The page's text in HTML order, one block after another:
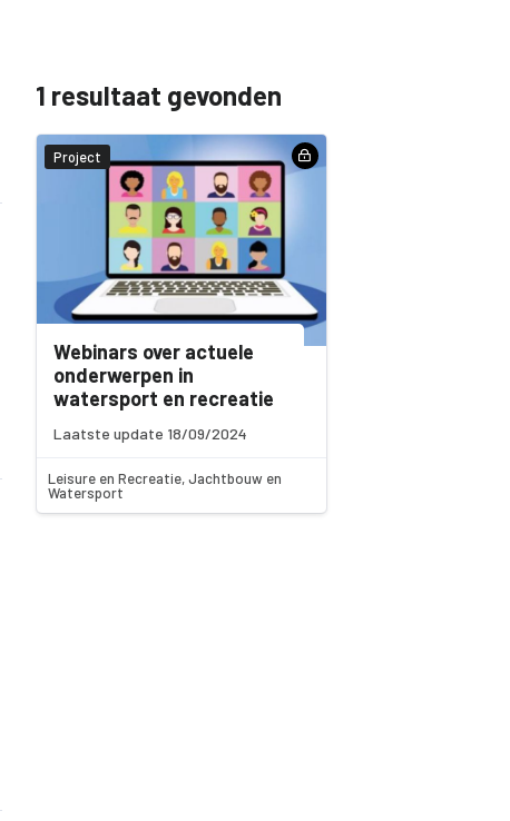
1 resultaat gevonden
Project
Webinars over actuele
onderwerpen in
watersport en recreatie
Laatste update 18/09/2024
Leisure en Recreatie, Jachtbouw en
Watersport